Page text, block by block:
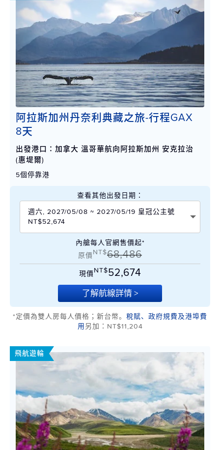
阿拉斯加州丹奈利典藏之旅-行程GAX
8天
出發港口：加拿大 溫哥華航向阿拉斯加州 安克拉治
(惠堤爾)
5個停靠港
查看其他出發日期：
週六, 2027/05/08 ~ 2027/05/19 皇冠公主號
NT$52,674
內艙每人官網售價起*
原價NT$68,486
現價NT$52,674
了解航線詳情 >
*定價為雙人房每人價格；新台幣。 稅賦、政府規費及港埠費
用 另加：NT$11,204
飛航遊輪